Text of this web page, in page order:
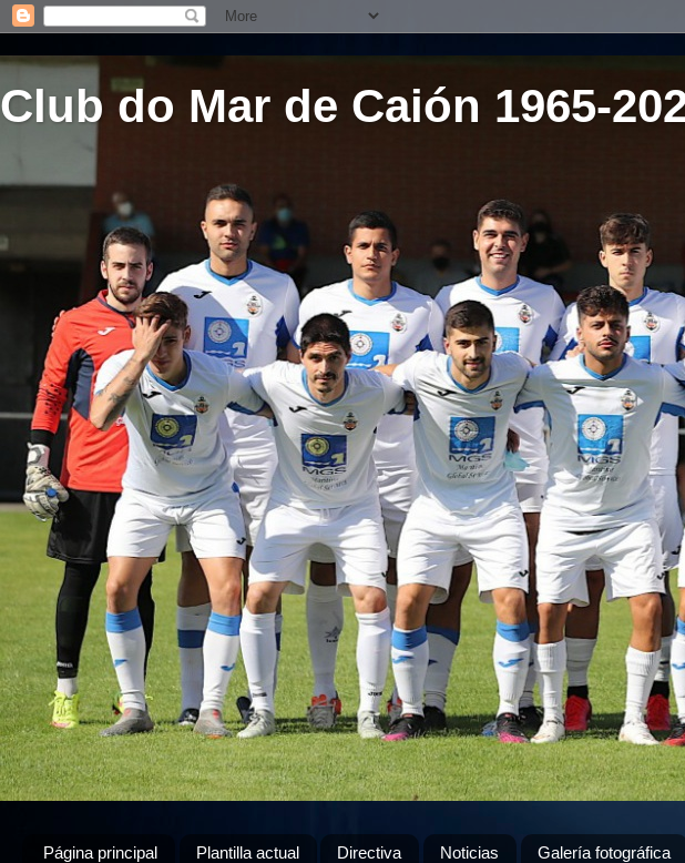
Club do Mar de Caión 1965-
Página principal Plantilla actual Directiva Noticias Galería fotográfica